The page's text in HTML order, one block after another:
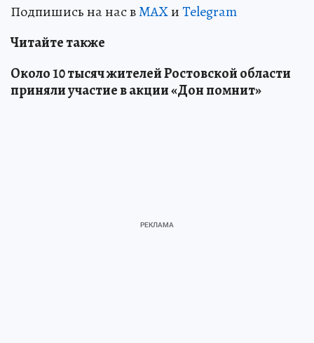
Подпишись на нас вMAXиTelegram
Читайте также
Около 10 тысяч жителей Ростовской области
приняли участие в акции «Дон помнит»